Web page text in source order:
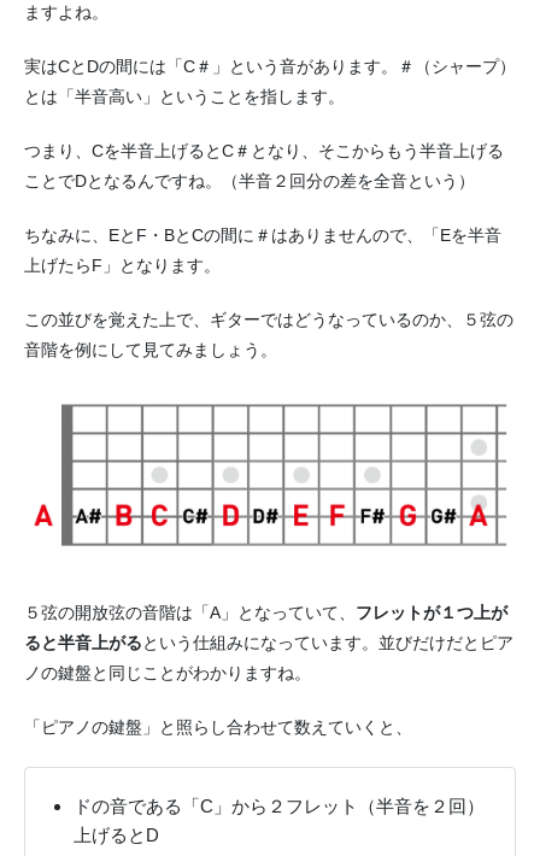
ますよね。
実はCとDの間には「C＃」という音があります。＃（シャープ）
とは「半音高い」ということを指します。
つまり、Cを半音上げるとC＃となり、そこからもう半音上げる
ことでDとなるんですね。（半音２回分の差を全音という）
ちなみに、EとF・BとCの間に＃はありませんので、「Eを半音
上げたらF」となります。
この並びを覚えた上で、ギターではどうなっているのか、５弦の
音階を例にして見てみましょう。
５弦の開放弦の音階は「A」となっていて、 フレットが１つ上が
ると半音上がるという仕組みになっています。並びだけだとピア
ノの鍵盤と同じことがわかりますね。
「ピアノの鍵盤」と照らし合わせて数えていくと、
ドの音である「C」から２フレット（半音を２回）
上げるとD